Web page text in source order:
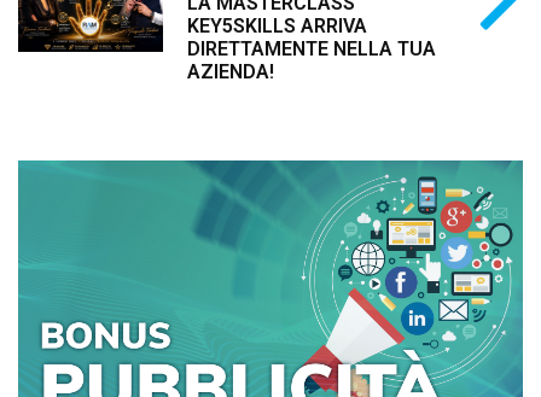
KEY5SKILLS ARRIVA
DIRETTAMENTE NELLA TUA
AZIENDA!